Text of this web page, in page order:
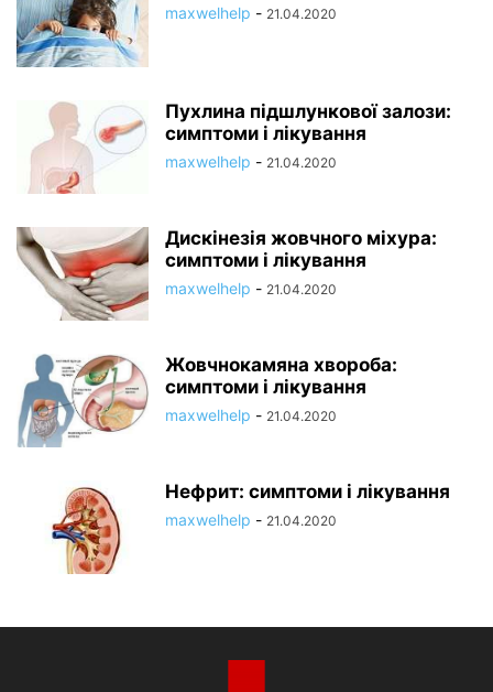
maxwelhelp - 21.04.2020
Пухлина підшлункової залози:
симптоми і лікування
maxwelhelp - 21.04.2020
Дискінезія жовчного міхура:
симптоми і лікування
maxwelhelp - 21.04.2020
Жовчнокамяна хвороба:
симптоми і лікування
maxwelhelp - 21.04.2020
Нефрит: симптоми і лікування
maxwelhelp - 21.04.2020